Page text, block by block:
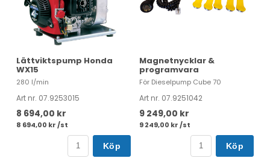
Lättviktspump Honda
WX15
280 l/min
Art nr. 07.9253015
8 694,00 kr
8 694,00 kr /st
Köp
Magnetnycklar &
programvara
För Dieselpump Cube 70
Art nr. 07.9251042
9 249,00 kr
9 249,00 kr /st
Köp